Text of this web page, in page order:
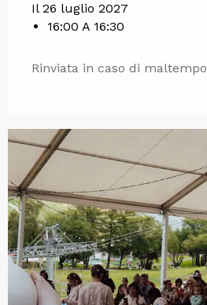
Il 26 luglio 2027
16:00 A 16:30
Rinviata in caso di maltempo